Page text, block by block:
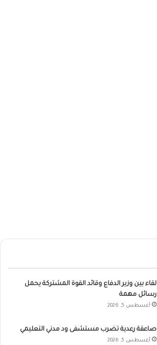
لقاء بين وزير الدفاع وقائد القوة المشتركة يحمل
رسائل مهمة
أغسطس 5, 2026
صاعقة رعدية تضرب مستشفى ود مدني التعليمي
أغسطس 5, 2026